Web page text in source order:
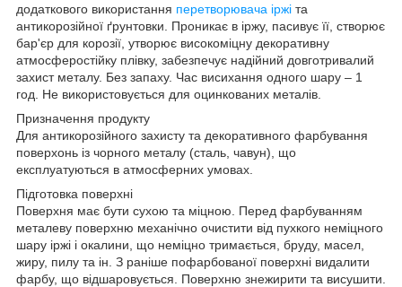
додаткового використання перетворювача іржі та
антикорозійної ґрунтовки. Проникає в іржу, пасивує її, створює
бар'єр для корозії, утворює високоміцну декоративну
атмосферостійку плівку, забезпечує надійний довготривалий
захист металу. Без запаху. Час висихання одного шару – 1
год. Не використовується для оцинкованих металів.
Призначення продукту
Для антикорозійного захисту та декоративного фарбування
поверхонь із чорного металу (сталь, чавун), що
експлуатуються в атмосферних умовах.
Підготовка поверхні
Поверхня має бути сухою та міцною. Перед фарбуванням
металеву поверхню механічно очистити від пухкого неміцного
шару іржі і окалини, що неміцно тримається, бруду, масел,
жиру, пилу та ін. З раніше пофарбованої поверхні видалити
фарбу, що відшаровується. Поверхню знежирити та висушити.